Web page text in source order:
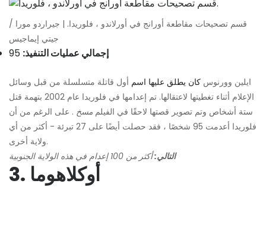
قسم تصحيحات مقاطعة أورانج في أورلاندو ، فلوريدا. | جيراردو مورا /
جيتي إيماجيس
إجمالي عمليات التنفيذ:
ايلين وورنوس كان يطلق عليها اسم أول قاتلة متسلسلة من قبل وسائل
الإعلام أثناء تغطيتها لاعتقالها. تم إعدامها في فلوريدا عام 2002 بتهمة قتل
ستة أشخاص وتم تصوير قصتها لاحقًا في الفيلم مسخ . على الرغم من أن
فلوريدا أعدمت 95 شخصًا ، فقد حصلت أيضًا على 27 تبرئة - أكثر من أي
ولاية أخرى.
التالي:أكثر من 100 إعدام في هذه الولاية الجنوبية
3. أوكلاهوما